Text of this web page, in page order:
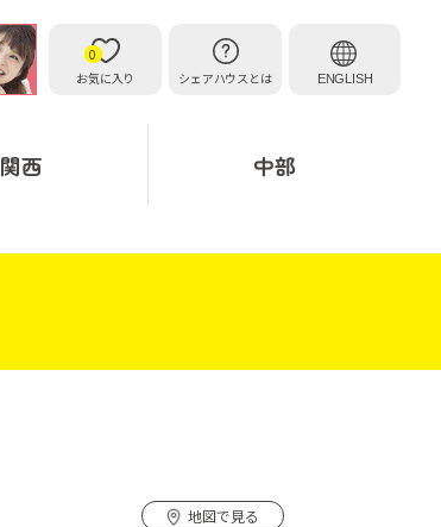
お気に入り
0
シェアハウスとは
ENGLISH
関西 中部
地図で見る